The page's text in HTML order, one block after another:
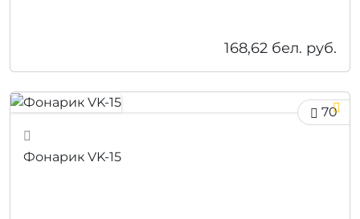
168,62 бел. руб.
70
Фонарик VK-15